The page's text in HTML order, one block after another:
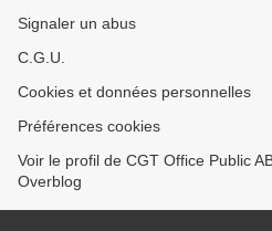
Signaler un abus
C.G.U.
Cookies et données personnelles
Préférences cookies
Voir le profil de CGT Office Public
Overblog